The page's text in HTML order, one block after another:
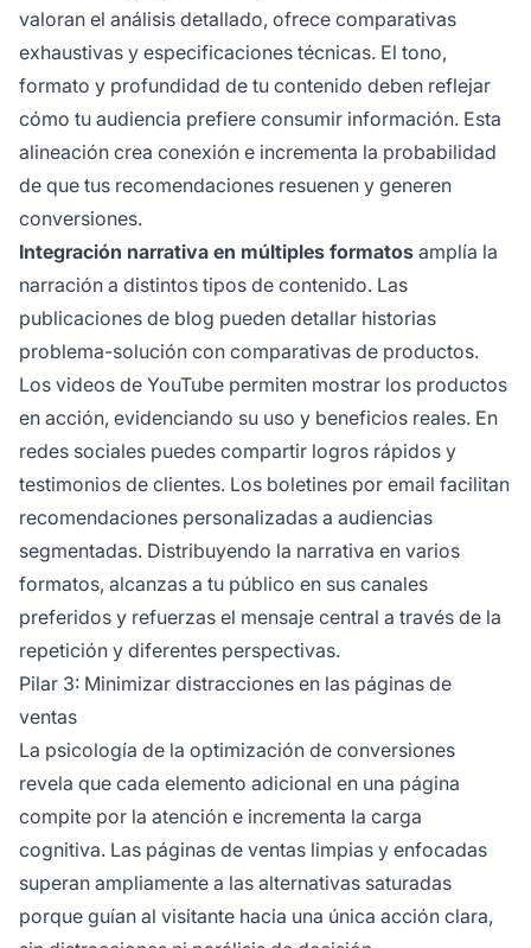
valoran el análisis detallado, ofrece comparativas
exhaustivas y especificaciones técnicas. El tono,
formato y profundidad de tu contenido deben reflejar
cómo tu audiencia prefiere consumir información. Esta
alineación crea conexión e incrementa la probabilidad
de que tus recomendaciones resuenen y generen
conversiones.
Integración narrativa en múltiples formatos amplía la
narración a distintos tipos de contenido. Las
publicaciones de blog pueden detallar historias
problema-solución con comparativas de productos.
Los videos de YouTube permiten mostrar los productos
en acción, evidenciando su uso y beneficios reales. En
redes sociales puedes compartir logros rápidos y
testimonios de clientes. Los boletines por email facilitan
recomendaciones personalizadas a audiencias
segmentadas. Distribuyendo la narrativa en varios
formatos, alcanzas a tu público en sus canales
preferidos y refuerzas el mensaje central a través de la
repetición y diferentes perspectivas.
Pilar 3: Minimizar distracciones en las páginas de
ventas
La psicología de la optimización de conversiones
revela que cada elemento adicional en una página
compite por la atención e incrementa la carga
cognitiva. Las páginas de ventas limpias y enfocadas
superan ampliamente a las alternativas saturadas
porque guían al visitante hacia una única acción clara,